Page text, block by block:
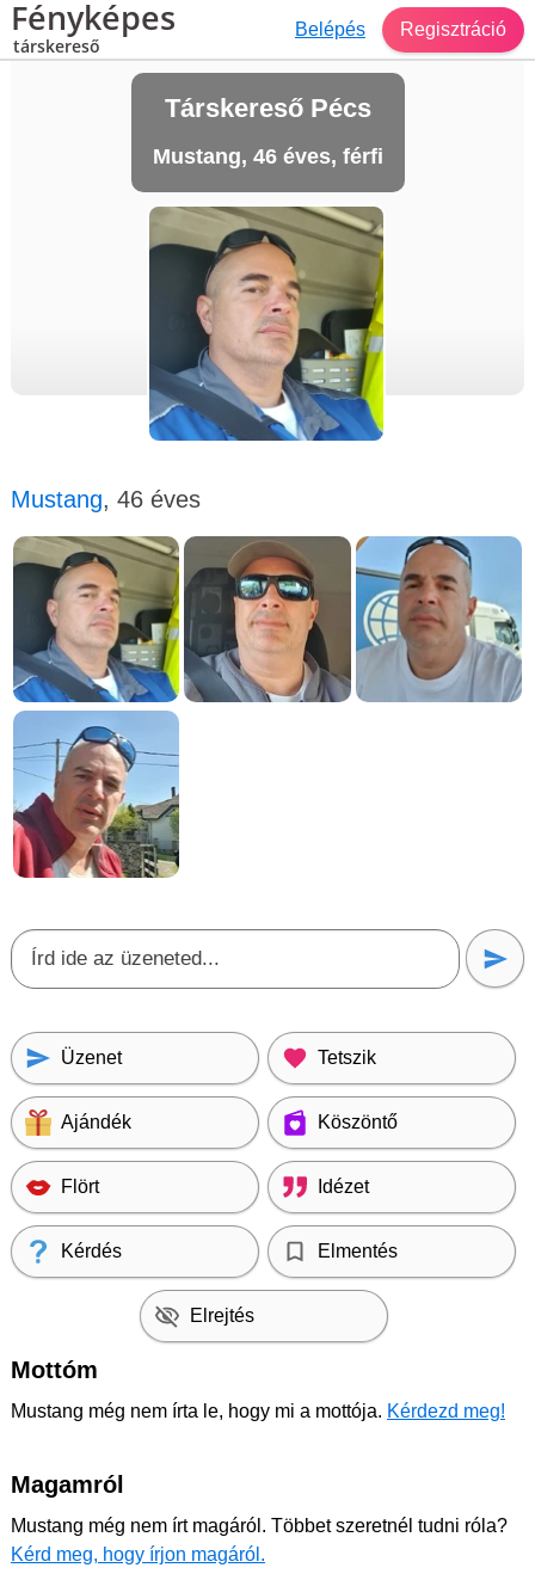
Fényképes
társkereső
Belépés Regisztráció
Társkereső Pécs
Mustang, 46 éves, férfi
Mustang, 46 éves
Üzenet Tetszik
Ajándék Köszöntő
Flört Idézet
Kérdés Elmentés
Elrejtés
Mottóm
Mustang még nem írta le, hogy mi a mottója. Kérdezd meg!
Magamról
Mustang még nem írt magáról. Többet szeretnél tudni róla?
Kérd meg, hogy írjon magáról.